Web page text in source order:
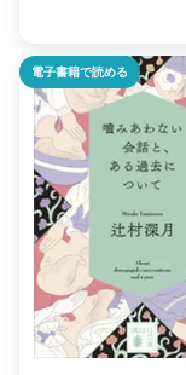
電子書籍で読める